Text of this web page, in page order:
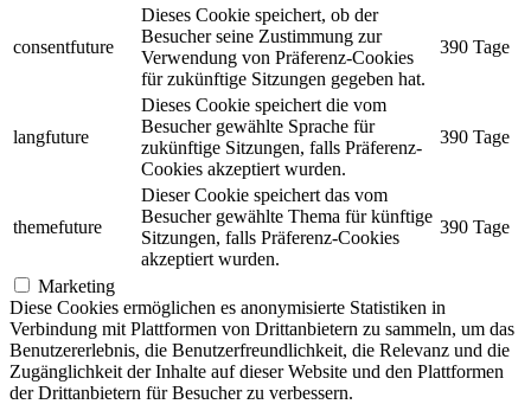
consentfuture
Dieses Cookie speichert, ob der
Besucher seine Zustimmung zur
Verwendung von Präferenz-Cookies
für zukünftige Sitzungen gegeben hat.
390 Tage
langfuture
Dieses Cookie speichert die vom
Besucher gewählte Sprache für
zukünftige Sitzungen, falls Präferenz-
Cookies akzeptiert wurden.
390 Tage
themefuture
Dieser Cookie speichert das vom
Besucher gewählte Thema für künftige
Sitzungen, falls Präferenz-Cookies
akzeptiert wurden.
390 Tage
Marketing
Diese Cookies ermöglichen es anonymisierte Statistiken in
Verbindung mit Plattformen von Drittanbietern zu sammeln, um das
Benutzererlebnis, die Benutzerfreundlichkeit, die Relevanz und die
Zugänglichkeit der Inhalte auf dieser Website und den Plattformen
der Drittanbietern für Besucher zu verbessern.